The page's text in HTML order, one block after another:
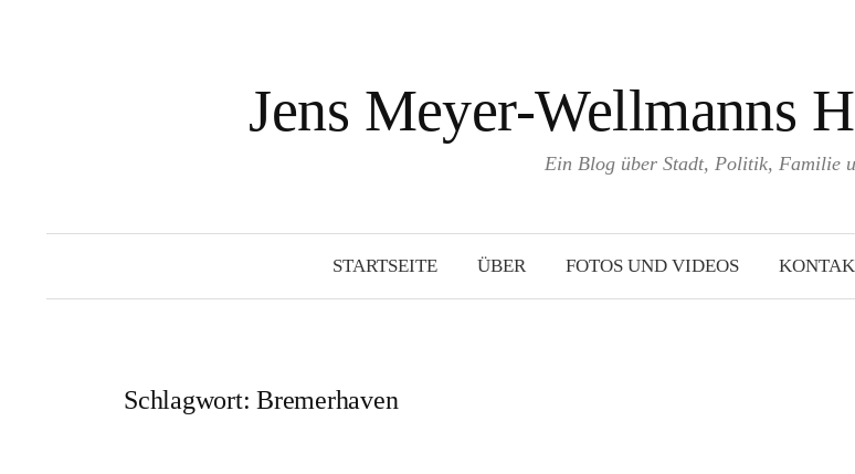
Jens Meyer-Wellmanns
Ein Blog über Stadt, Politik, Familie
STARTSEITE ÜBER FOTOS UND VIDEOS
Schlagwort:Bremerhaven